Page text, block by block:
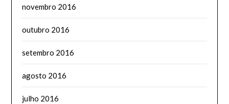
novembro 2016
outubro 2016
setembro 2016
agosto 2016
julho 2016